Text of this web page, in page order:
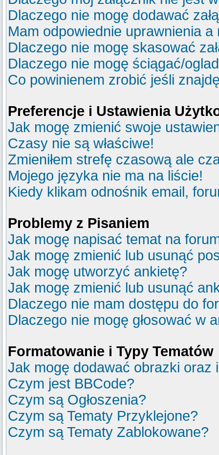
Dlaczego nie mogę dodawać
Mam odpowiednie uprawnienia
Dlaczego nie mogę skasować
Dlaczego nie mogę ściągać/
Co powinienem zrobić jeśli
Preferencje i Ustawienia
Jak mogę zmienić swoje
Czasy nie są właściwe!
Zmieniłem strefę czasową ale
Mojego języka nie ma na liście!
Kiedy klikam odnośnik email,
Problemy z Pisaniem
Jak mogę napisać temat na
Jak mogę zmienić lub usunąć
Jak mogę utworzyć ankietę?
Jak mogę zmienić lub usunąć
Dlaczego nie mam dostępu do
Dlaczego nie mogę głosować w
Formatowanie i Typy Tematów
Jak mogę dodawać obrazki oraz
Czym jest BBCode?
Czym są Ogłoszenia?
Czym są Tematy Przyklejone?
Czym są Tematy Zablokowane?